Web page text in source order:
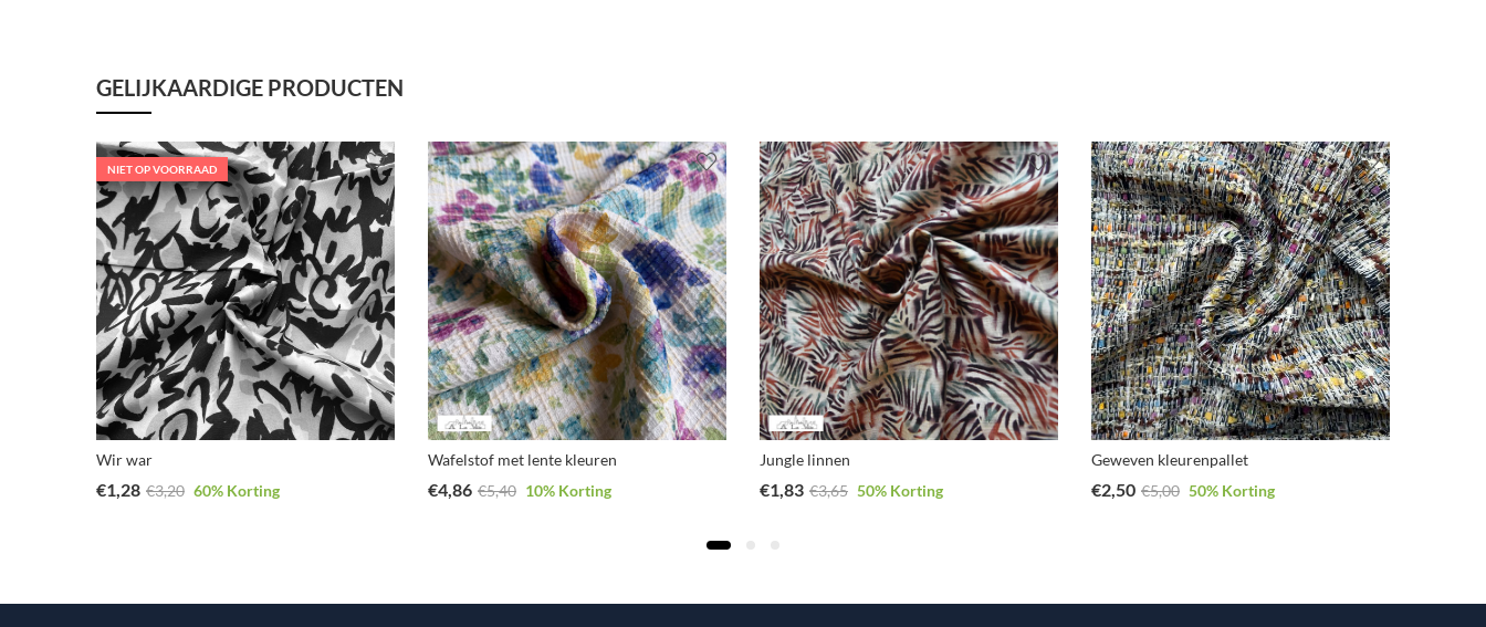
GELIJKAARDIGE PRODUCTEN
NIET OP VOORRAAD
Wir war
€1,28 €3,20 60% Korting
Wafelstof met lente kleuren
€4,86 €5,40 10% Korting
Jungle linnen
€1,83 €3,65 50% Korting
Geweven kleurenpallet
€2,50 €5,00 50% Korting